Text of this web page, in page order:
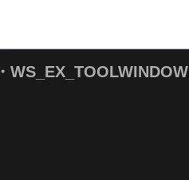
・WS_EX_TOOLWINDOW